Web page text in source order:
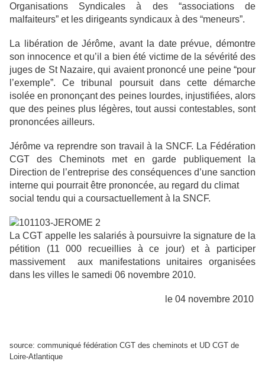
Organisations Syndicales à des “associations de
malfaiteurs” et les dirigeants syndicaux à des “meneurs”.
La libération de Jérôme, avant la date prévue, démontre
son innocence et qu’il a bien été victime de la sévérité des
juges de St Nazaire, qui avaient prononcé une peine “pour
l’exemple”. Ce tribunal poursuit dans cette
démarche
isolée en prononçant des peines lourdes, injustifiées, alors
que des peines plus légères, tout aussi contestables, sont
prononcées ailleurs.
Jérôme va reprendre son travail à la SNCF. La Fédération
CGT des
Cheminots met en garde publiquement la
Direction de l’entreprise des conséquences d’une sanction
interne qui pourrait être prononcée, au regard du climat
social tendu qui a coursactuellement à la SNCF.
La CGT appelle les salariés à poursuivre la signature de la
pétition (11 000 recueillies à ce jour) et à participer
massivement
aux manifestations unitaires organisées
dans les villes le samedi 06 novembre 2010.
le 04 novembre 2010
source: communiqué fédération CGT des cheminots et UD CGT de
Loire-Atlantique